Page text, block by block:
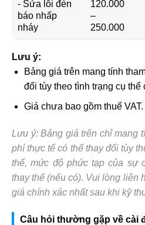
- Sửa lỗi đèn
báo nhấp
nháy
120.000
–
250.000
Lưu ý:
Bảng giá trên mang tính
đổi tùy theo tình trạng cụ thể
Giá chưa bao gồm thuế VAT.
Lưu ý: Bảng giá trên chỉ mang
phí thực tế có thể thay đổi tùy
thể, mức độ phức tạp của sự
thay thế (nếu có). Vui lòng liên
giá chính xác nhất sau khi kỹ
Câu hỏi thường gặp về cài